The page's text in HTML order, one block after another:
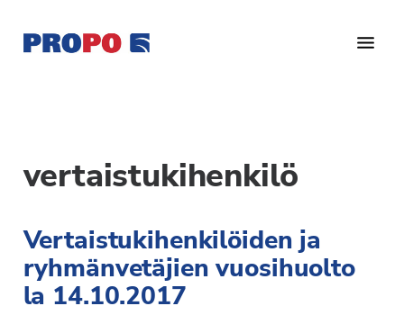
pääsisältöön
alatunnisteeseen
Suomen
eturauhassyöpäyhdistys
Ry
potilasjärjestö,
joka
perustettu
vuonna
1997.
Yhdistys
vertaistukihenkilö
Vertaistukihenkilöiden ja
ryhmänvetäjien vuosihuolto
la 14.10.2017